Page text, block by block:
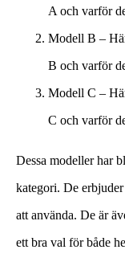
A och varför
Modell B –
B och varför
Modell C –
C och varför
Dessa modeller har
kategori. De
att använda. De är
ett bra val för både